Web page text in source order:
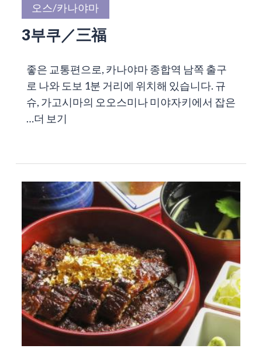
오스/카나야마
3부쿠／三福
좋은 교통편으로, 카나야마 종합역 남쪽 출구
로 나와 도보 1분 거리에 위치해 있습니다. 규
슈, 가고시마의 오오스미나 미야자키에서 잡은
…더 보기